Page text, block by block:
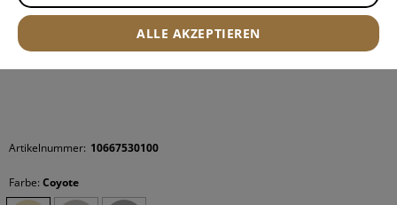
Artikelnummer: 10667530100
Farbe: Coyote
ALLE AKZEPTIEREN